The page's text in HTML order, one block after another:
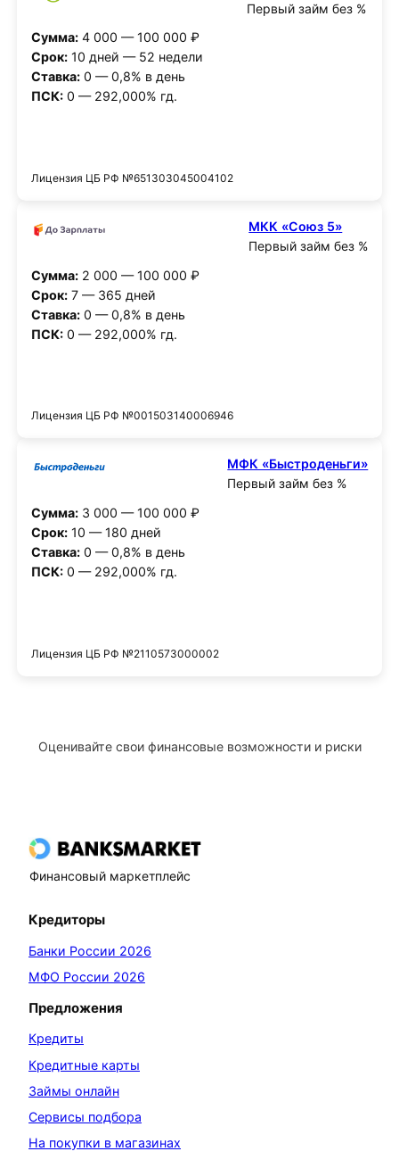
Первый займ без %
Сумма:4 000 — 100 000 ₽
Срок:10 дней — 52 недели
Ставка:0 — 0,8% в день
ПСК:0 — 292,000% гд.
Лицензия ЦБ РФ №651303045004102
МКК «Союз 5»
Первый займ без %
Сумма:2 000 — 100 000 ₽
Срок:7 — 365 дней
Ставка:0 — 0,8% в день
ПСК:0 — 292,000% гд.
Лицензия ЦБ РФ №001503140006946
МФК «Быстроденьги»
Первый займ без %
Сумма:3 000 — 100 000 ₽
Срок:10 — 180 дней
Ставка:0 — 0,8% в день
ПСК:0 — 292,000% гд.
Лицензия ЦБ РФ №2110573000002
Оценивайте свои финансовые возможности и риски
Финансовый маркетплейс
Кредиторы
Банки России 2026
МФО России 2026
Предложения
Кредиты
Кредитные карты
Займы онлайн
Сервисы подбора
На покупки в магазинах